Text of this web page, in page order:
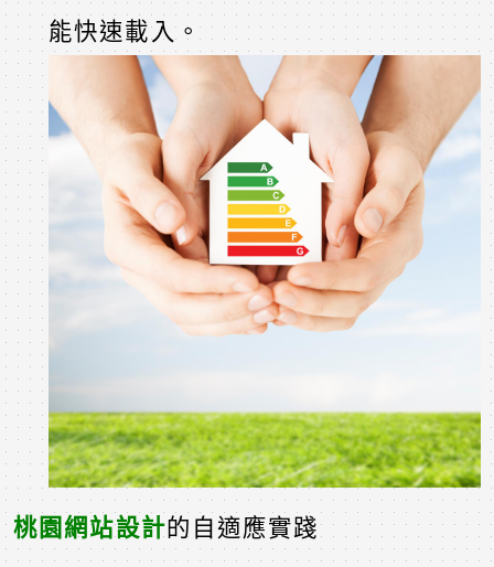
能快速載入。
桃園網站設計的自適應實踐